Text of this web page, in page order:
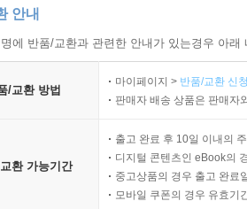
안내
에 반품/교환과 관련한 안내가 있는경우 아
/교환 방법
마이페이지 > 반품/교환 신
판매자 배송 상품은 판매자
환 가능기간
출고 완료 후 10일 이내의
디지털 콘텐츠인 eBook의
중고상품의 경우 출고 완료
모바일 쿠폰의 경우 유효기